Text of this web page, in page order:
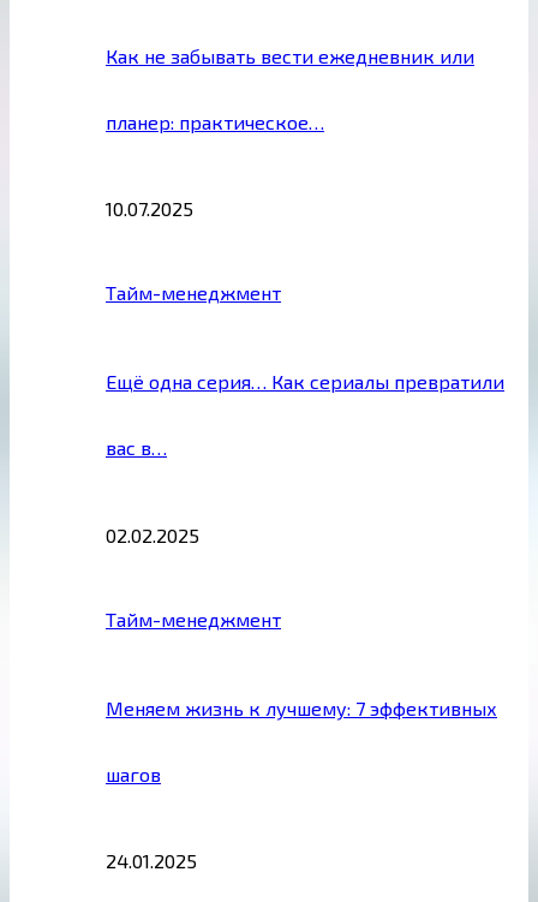
Как не забывать вести ежедневник или
планер: практическое…
10.07.2025
Тайм-менеджмент
Ещё одна серия… Как сериалы превратили
вас в…
02.02.2025
Тайм-менеджмент
Меняем жизнь к лучшему: 7 эффективных
шагов
24.01.2025